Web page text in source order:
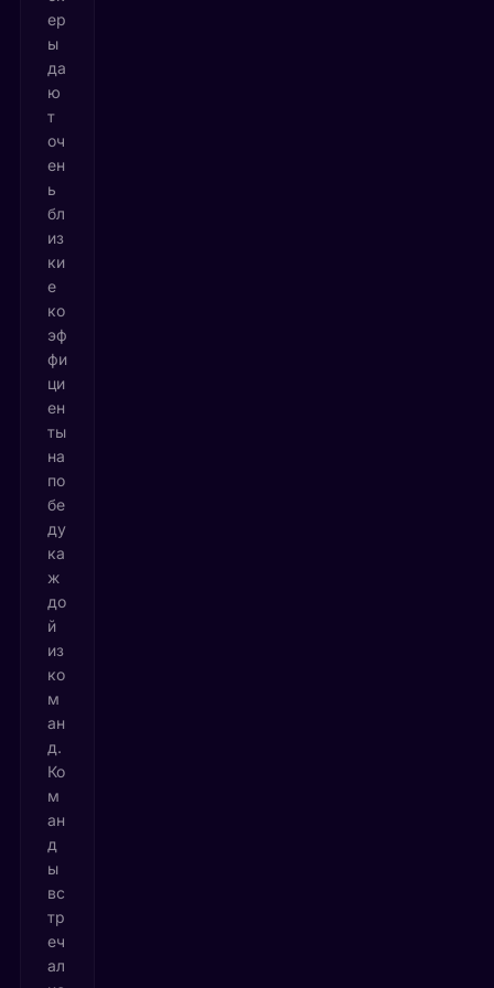
ер
ы
да
ю
т
оч
ен
ь
бл
из
ки
е
ко
эф
фи
ци
ен
ты
на
по
бе
ду
ка
ж
до
й
из
ко
м
ан
д.
Ко
м
ан
д
ы
вс
тр
еч
ал